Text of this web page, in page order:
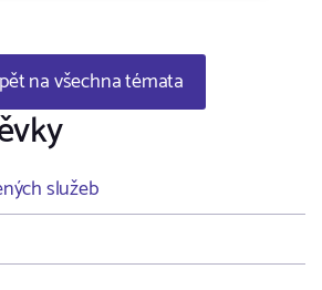
na všechna témata
služeb